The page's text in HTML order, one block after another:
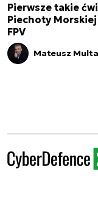
Pierwsze takie
Piechoty
FPV
Mateusz